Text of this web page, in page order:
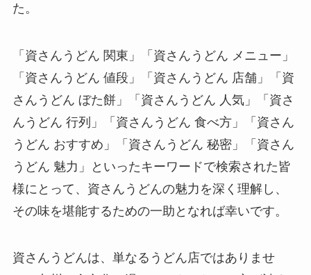
た。
「資さんうどん 関東」「資さんうどん メニュー」
「資さんうどん 値段」「資さんうどん 店舗」「資
さんうどん ぼた餅」「資さんうどん 人気」「資さ
んうどん 行列」「資さんうどん 食べ方」「資さん
うどん おすすめ」「資さんうどん 秘密」「資さん
うどん 魅力」といったキーワードで検索された皆
様にとって、資さんうどんの魅力を深く理解し、
その味を堪能するための一助となれば幸いです。
資さんうどんは、単なるうどん店ではありませ